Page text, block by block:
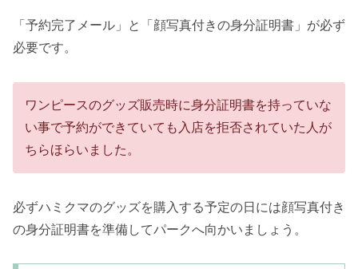
「予約完了メール」と「顔写真付きの身分証明書」が必ず
必要です。
ワンピースのグッズ販売時に身分証明書を持っていな
い事で予約ができていても入店を拒否されていた人が
ちらほらいました。
必ずハミクマのグッズを購入する予定の日には顔写真付き
の身分証明書を準備してパークへ向かいましょう。